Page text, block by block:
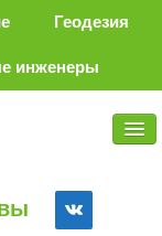
Геодезия
инженеры